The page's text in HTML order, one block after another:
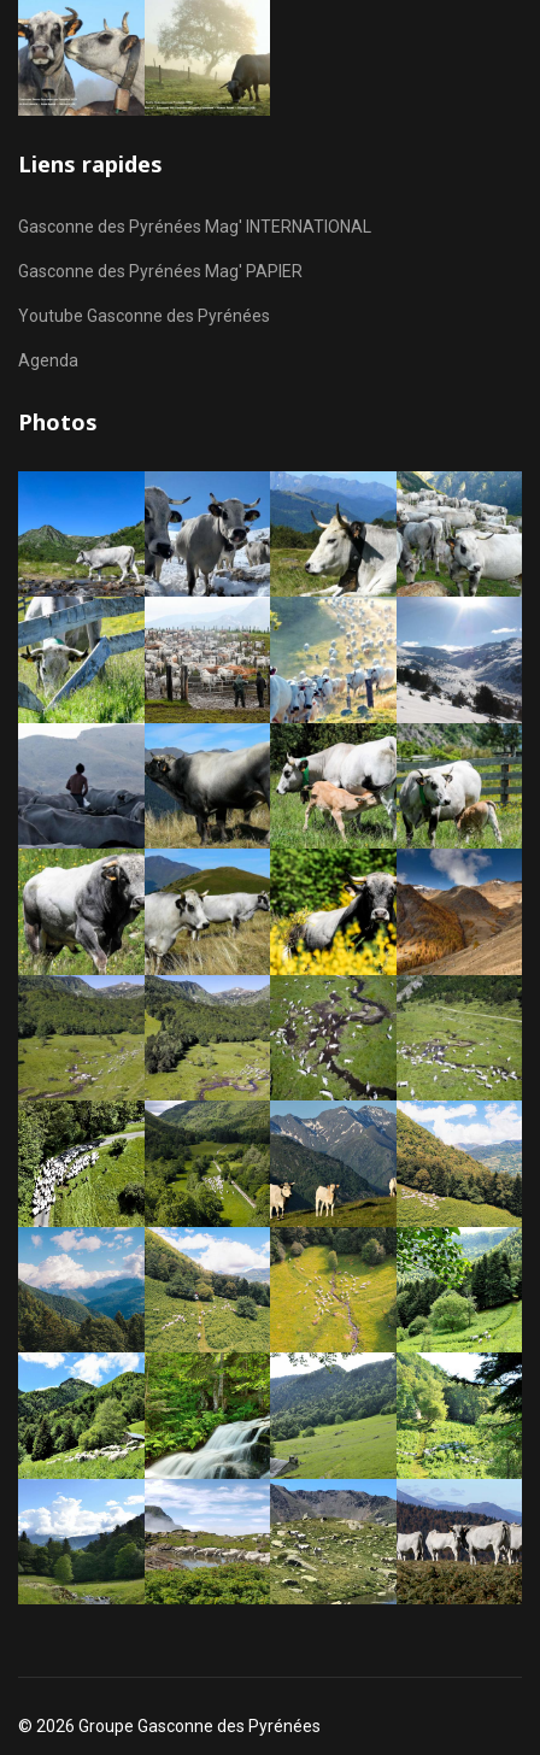
Liens rapides
Gasconne des Pyrénées Mag' INTERNATIONAL
Gasconne des Pyrénées Mag' PAPIER
Youtube Gasconne des Pyrénées
Agenda
Photos
© 2026 Groupe Gasconne des Pyrénées